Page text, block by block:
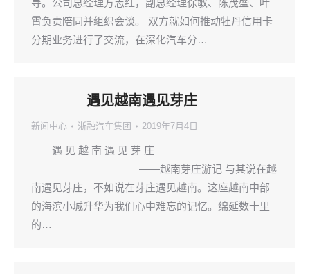
导。公司总经理方志红，副总经理徐敏、陈茂盛、叶
霄负责陪同并组织会谈。 双方就如何推动牡丹信用卡
分期业务进行了交流，在深化汽车分…
遇见越南遇见芽庄
新闻中心 浙融汽车集团 2019年7月4日
遇 见 越 南 遇 见 芽 庄
——越南芽庄游记 与其说在越
南遇见芽庄，不如说在芽庄遇见越南。这座越南中部
的海滨小城升华为我们心中难忘的记忆。绵延数十里
的…